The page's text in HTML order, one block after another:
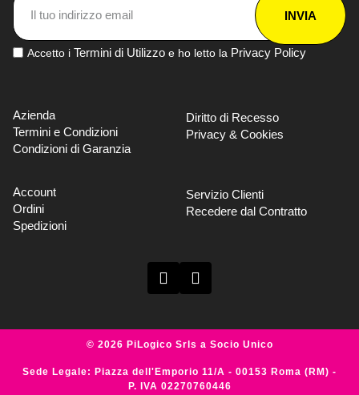
INVIA
Accetto i Termini di Utilizzo e ho letto la Privacy Policy
Azienda
Termini e Condizioni
Condizioni di Garanzia
Diritto di Recesso
Privacy & Cookies
Account
Ordini
Spedizioni
Servizio Clienti
Recedere dal Contratto
© 2026 PiLogico Srls a Socio Unico
Sede Legale: Piazza dell'Emporio 11/A - 00153 Roma (RM) -
P. IVA 02270760446